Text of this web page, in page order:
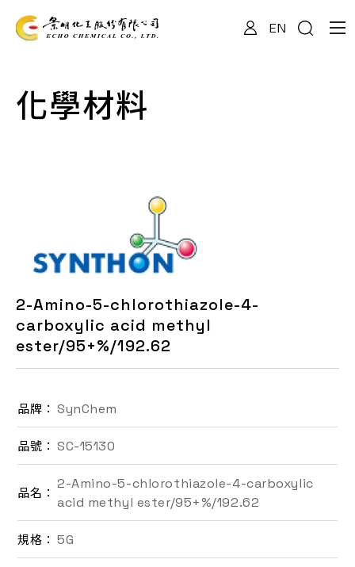
EN
化學材料
2-Amino-5-chlorothiazole-4-
carboxylic acid methyl
ester/95+%/192.62
品牌： SynChem
品號： SC-15130
品名：
2-Amino-5-chlorothiazole-4-carboxylic
acid methyl ester/95+%/192.62
規格： 5G
關於我們
最新消息
檔案下載
聯絡我們
EN